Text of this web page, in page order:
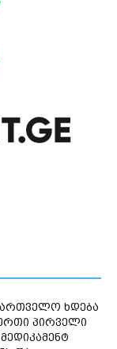
ხდება
პირველი